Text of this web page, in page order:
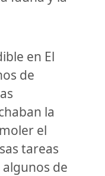
en El
de
la
el
tareas
de